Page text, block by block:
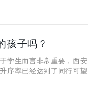
孩子吗？
学生而言非常重要，西
序率已经达到了同行可望